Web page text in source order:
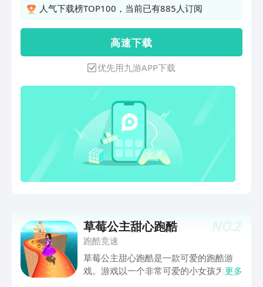
题，感受自己的事业从无到有，一路披荆
人气下载榜TOP100，当前已有885人订阅
高 速 下 载
优先用九游APP下载
NO.2
草莓公主甜心跑酷
跑酷竞速
草莓公主甜心跑酷是一款可爱的跑酷游
戏。游戏以一个非常可爱的小女孩为主更多